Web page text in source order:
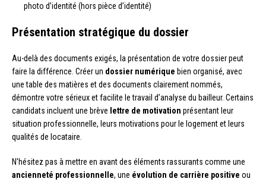
photo d’identité (hors pièce d’identité)
Présentation stratégique du dossier
Au-delà des documents exigés, la présentation de votre dossier peut
faire la différence. Créer un dossier numérique bien organisé, avec
une table des matières et des documents clairement nommés,
démontre votre sérieux et facilite le travail d’analyse du bailleur. Certains
candidats incluent une brève lettre de motivation présentant leur
situation professionnelle, leurs motivations pour le logement et leurs
qualités de locataire.
N’hésitez pas à mettre en avant des éléments rassurants comme une
ancienneté professionnelle, une évolution de carrière positive ou